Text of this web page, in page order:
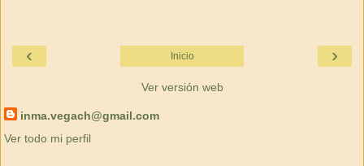
‹ ›
Inicio
Ver versión web
inma.vegach@gmail.com
Ver todo mi perfil